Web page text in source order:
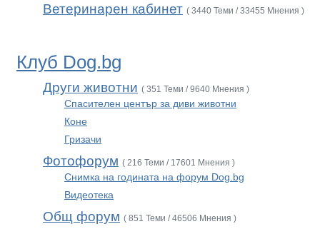
Ветеринарен кабинет ( 3440 Теми / 33455 Мнения )
Клуб Dog.bg
Други животни ( 351 Теми / 9640 Мнения )
Спасителен център за диви животни
Коне
Гризачи
Фотофорум ( 216 Теми / 17601 Мнения )
Снимка на годината на форум Dog.bg
Видеотека
Общ форум ( 851 Теми / 46506 Мнения )